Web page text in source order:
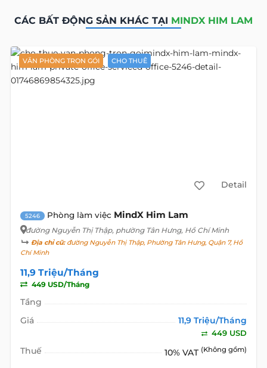
CÁC BẤT ĐỘNG SẢN KHÁC TẠI MINDX HIM LAM
VĂN PHÒNG TRỌN GÓI CHO THUÊ
Detail
5246 Phòng làm việc MindX Him Lam
đường Nguyễn Thị Thập, phường Tân Hưng, Hồ Chí Minh
Địa chỉ cũ:đường Nguyễn Thị Thập, Phường Tân Hưng, Quận 7, Hồ
Chí Minh
11,9 Triệu/Tháng
449 USD/Tháng
Tầng
Giá
11,9 Triệu/Tháng
449 USD
Thuế 10% VAT (Không gồm)